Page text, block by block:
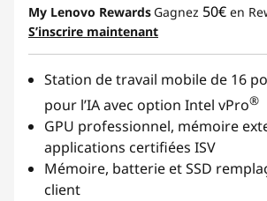
My Lenovo Rewards Gagnez 50€ en
S’inscrire maintenant
Station de travail mobile de 16
pour l’IA avec option Intel vPro®
GPU professionnel, mémoire
applications certifiées ISV
Mémoire, batterie et SSD
client